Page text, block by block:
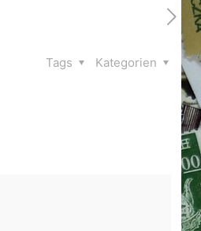
Kategorien
Tags